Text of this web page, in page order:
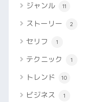
ジャンル 11
ストーリー 2
セリフ 1
テクニック 1
トレンド 10
ビジネス 1